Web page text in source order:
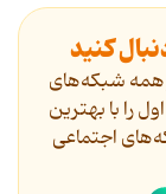
کنید
همه شبکه‌های
را با بهترین
اجتماعی